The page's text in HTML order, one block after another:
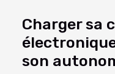
Charger sa
son